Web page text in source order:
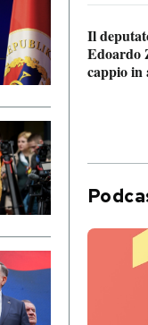
Il
Edoardo
cappio in